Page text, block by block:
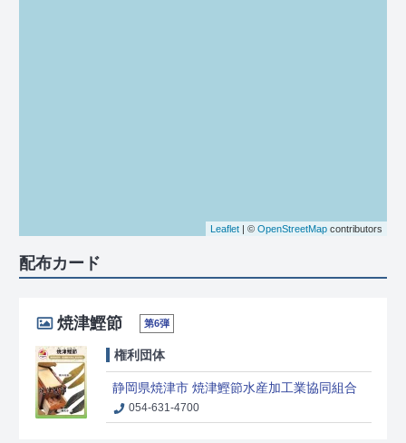
Leaflet | © OpenStreetMap contributors
配布カード
焼津鰹節 第6弾
権利団体
静岡県焼津市 焼津鰹節水産加工業協同組合
054-631-4700